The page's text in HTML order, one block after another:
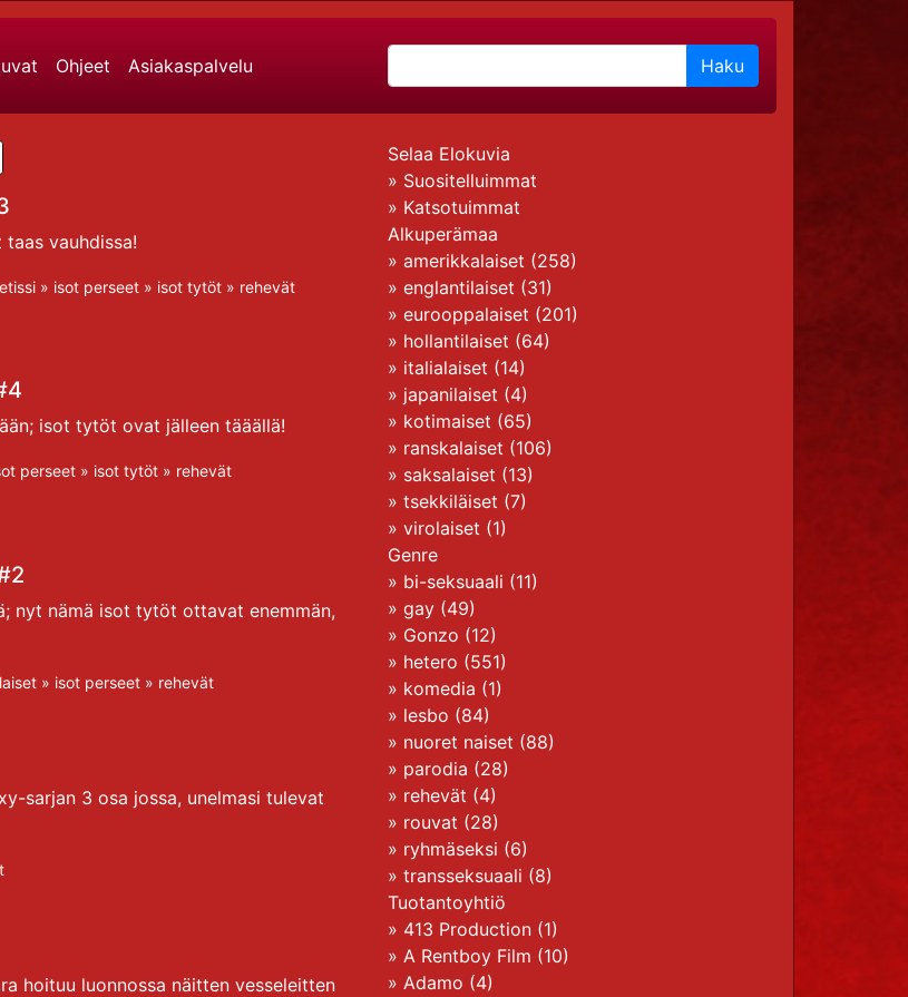
Ohjeet Asiakaspalvelu Haku
vauhdissa!
» isot perseet » isot tytöt » rehevät
isot tytöt ovat jälleen tääällä!
perseet » isot tytöt » rehevät
nyt nämä isot tytöt ottavat enemmän,
» isot perseet » rehevät
sarjan 3 osa jossa, unelmasi tulevat
hoituu luonnossa näitten vesseleitten
Selaa Elokuvia
» Suositelluimmat
» Katsotuimmat
Alkuperämaa
» amerikkalaiset (258)
» englantilaiset (31)
» eurooppalaiset (201)
» hollantilaiset (64)
» italialaiset (14)
» japanilaiset (4)
» kotimaiset (65)
» ranskalaiset (106)
» saksalaiset (13)
» tsekkiläiset (7)
» virolaiset (1)
Genre
» bi-seksuaali (11)
» gay(49)
» Gonzo (12)
» hetero (551)
» komedia (1)
» lesbo (84)
» nuoret naiset (88)
» parodia (28)
» rehevät (4)
» rouvat (28)
» ryhmäseksi (6)
» transseksuaali (8)
Tuotantoyhtiö
» 413 Production(1)
» A Rentboy Film (10)
» Adamo (4)